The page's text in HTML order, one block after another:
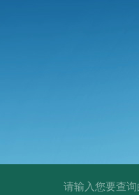
LYW-025N,雾腐蚀试验箱